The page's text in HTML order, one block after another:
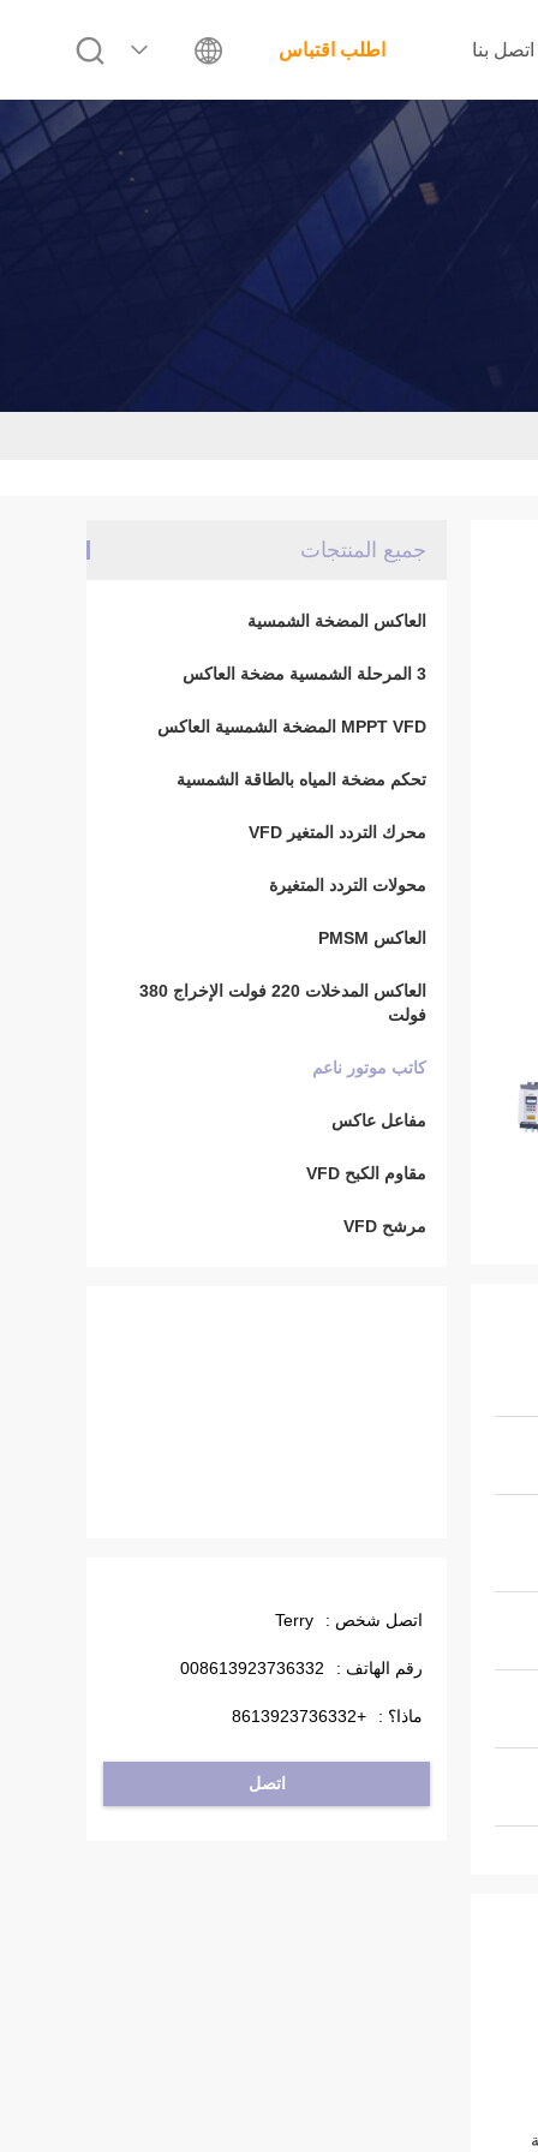
اتصل بنا اطلب اقتباس
جميع المنتجات
العاكس المضخة الشمسية
3 المرحلة الشمسية مضخة العاكس
MPPT VFD المضخة الشمسية العاكس
تحكم مضخة المياه بالطاقة الشمسية
محرك التردد المتغير VFD
محولات التردد المتغيرة
العاكس PMSM
العاكس المدخلات 220 فولت الإخراج 380
فولت
كاتب موتور ناعم
مفاعل عاكس
مقاوم الكبح VFD
مرشح VFD
اتصل شخص : Terry
رقم الهاتف : 008613923736332
ماذا؟ : +8613923736332
اتصل